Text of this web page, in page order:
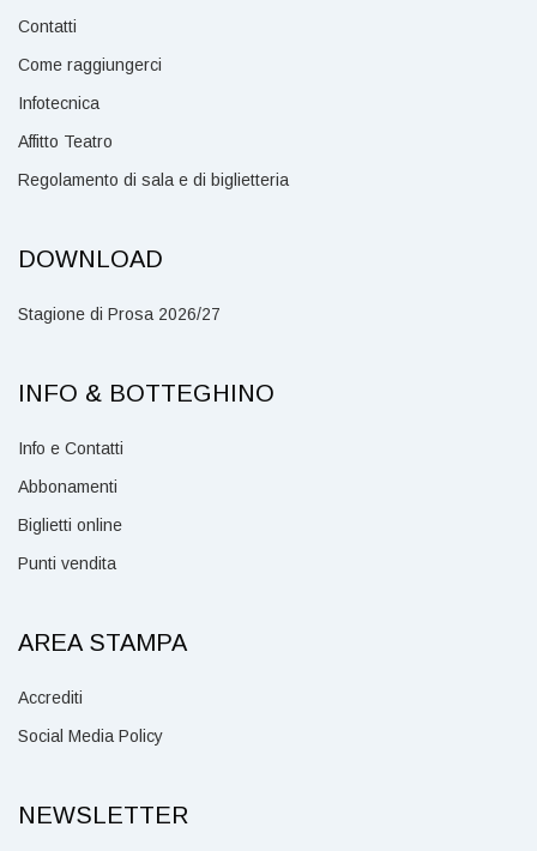
Contatti
Come raggiungerci
Infotecnica
Affitto Teatro
Regolamento di sala e di biglietteria
DOWNLOAD
Stagione di Prosa 2026/27
INFO & BOTTEGHINO
Info e Contatti
Abbonamenti
Biglietti online
Punti vendita
AREA STAMPA
Accrediti
Social Media Policy
NEWSLETTER